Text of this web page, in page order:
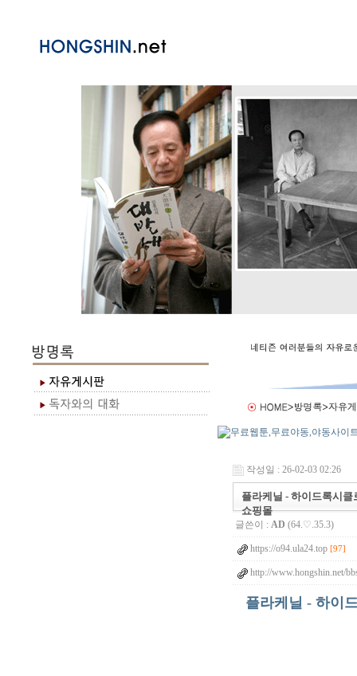
작성일 : 26-02-03 02:26
플라케닐 - 하이드록시
쇼핑몰
글쓴이 : AD (64.♡.35.3)
https://o94.ula24.top [97]
http://www.hongshin.net/
플라케닐 - 하이